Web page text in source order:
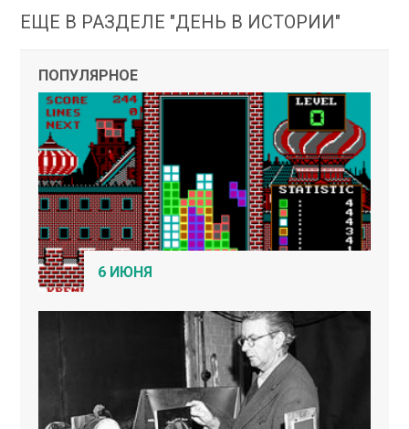
ЕЩЕ В РАЗДЕЛЕ "ДЕНЬ В ИСТОРИИ"
ПОПУЛЯРНОЕ
6 ИЮНЯ